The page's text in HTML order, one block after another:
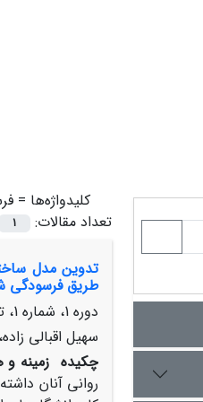
کلیدواژه‌ها =
تعداد مقالات:
1
تدوین مدل
طریق فرسودگی
دوره 1، شماره 1، تابستان 1403، صفحه
سهیل اقبالی
چکیده زمینه
روانی آنان